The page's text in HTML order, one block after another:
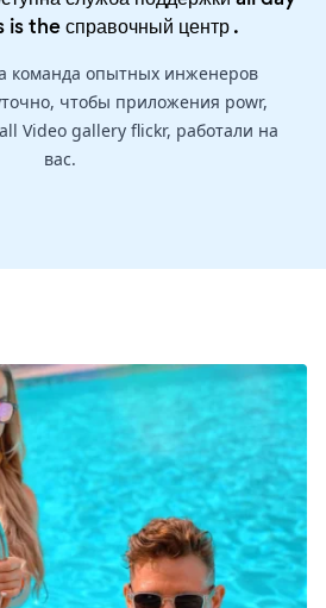
is theсправочный центр.
команда опытных инженеров
чтобы приложения powr,
Video gallery flickr, работали на
вас.